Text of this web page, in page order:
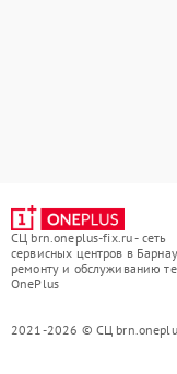
СЦ brn.oneplus-fix.ru - сеть
сервисных центров в
ремонту и обслуживанию
OnePlus
2021-2026 © СЦ